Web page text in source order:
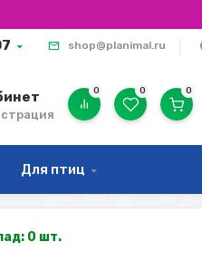
shop@planimal.ru
0 0 0
Для птиц
0 шт.